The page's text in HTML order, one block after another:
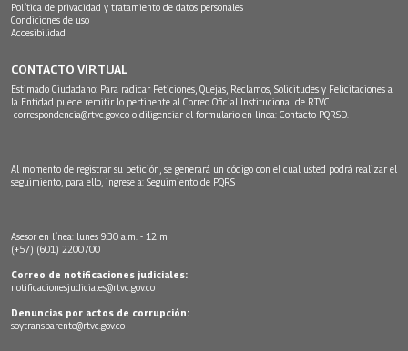
Política de privacidad y tratamiento de datos personales
Condiciones de uso
Accesibilidad
CONTACTO VIRTUAL
Estimado Ciudadano: Para radicar Peticiones, Quejas, Reclamos, Solicitudes y Felicitaciones a
la Entidad puede remitir lo pertinente al Correo Oficial Institucional de RTVC
correspondencia@rtvc.gov.co o diligenciar el formulario en línea: Contacto PQRSD.
Al momento de registrar su petición, se generará un código con el cual usted podrá realizar el
seguimiento, para ello, ingrese a: Seguimiento de PQRS
Asesor en línea: lunes 9:30 a.m. - 12 m
(+57) (601) 2200700
Correo de notificaciones judiciales:
notificacionesjudiciales@rtvc.gov.co
Denuncias por actos de corrupción:
soytransparente@rtvc.gov.co